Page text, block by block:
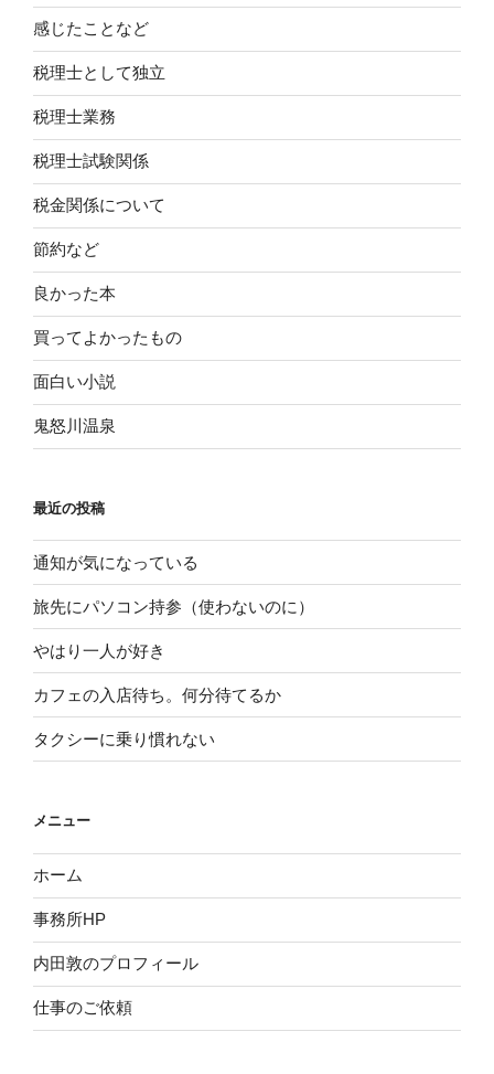
感じたことなど
税理士として独立
税理士業務
税理士試験関係
税金関係について
節約など
良かった本
買ってよかったもの
面白い小説
鬼怒川温泉
最近の投稿
通知が気になっている
旅先にパソコン持参（使わないのに）
やはり一人が好き
カフェの入店待ち。何分待てるか
タクシーに乗り慣れない
メニュー
ホーム
事務所HP
内田敦のプロフィール
仕事のご依頼